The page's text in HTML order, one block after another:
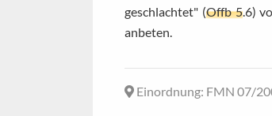
geschlachtet" (Offb 5.6)
anbeten.
Einordnung: FMN 07/